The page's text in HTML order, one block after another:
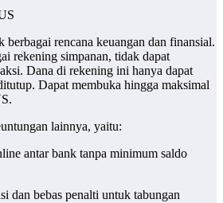
berbagai rencana keuangan dan finansial.
rekening simpanan, tidak dapat
Dana di rekening ini hanya dapat
Dapat membuka hingga maksimal
lainnya, yaitu:
antar bank tanpa minimum saldo
dan bebas penalti untuk tabungan